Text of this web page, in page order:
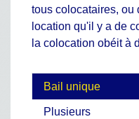
tous colocataires, ou
location qu'il y a de
la colocation obéit à
Bail unique
Plusieurs